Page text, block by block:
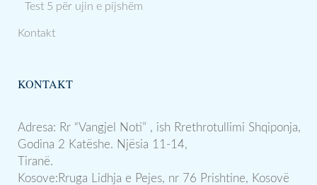
Test 5 për ujin e pijshëm
Kontakt
KONTAKT
Adresa: Rr “Vangjel Noti” , ish Rrethrotullimi Shqiponja,
Godina 2 Katëshe. Njësia 11-14,
Tiranë.
Kosove:Rruga Lidhja e Pejes, nr 76 Prishtine, Kosovë